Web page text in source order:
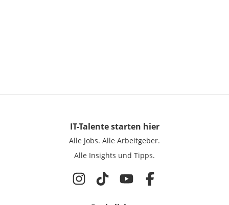
IT-Talentestarten hier
Alle Jobs. Alle Arbeitgeber.
Alle Insights und Tipps.